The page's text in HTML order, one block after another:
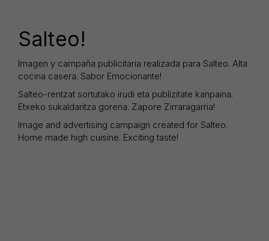
Salteo!
Imagen y campaña publicitaria realizada para Salteo. Alta
cocina casera. Sabor Emocionante!
Salteo-rentzat sortutako irudi eta publizitate kanpaina.
Etxeko sukaldaritza gorena. Zapore Zirraragarria!
Image and advertising campaign created for Salteo.
Home made high cuisine. Exciting taste!